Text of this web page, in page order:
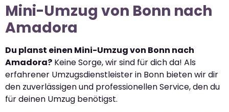
Mini-Umzug von Bonn nach
Amadora
Du planst einen Mini-Umzug von Bonn nach
Amadora? Keine Sorge, wir sind für dich da! Als
erfahrener Umzugsdienstleister in Bonn bieten wir dir
den zuverlässigen und professionellen Service, den du
für deinen Umzug benötigst.